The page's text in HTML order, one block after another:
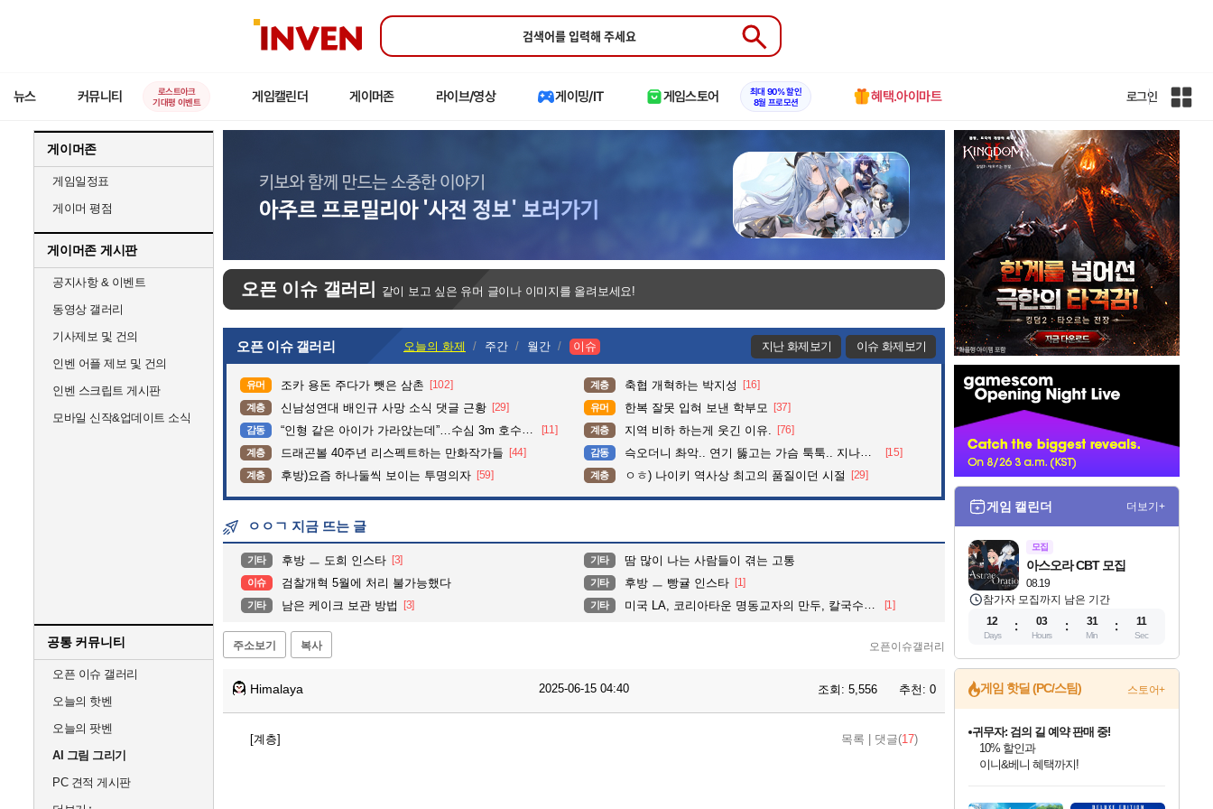
인
Submit
뉴스 커뮤니티
로스트아크
기대평 이벤트
게임캘린더 게이머존 라이브/영상 게이밍/IT 게임스토어
최대 90% 할인
8월 프로모션
혜택.아이마트 로그인
인
게이머존
게임일정표
게이머 평점
게이머존 게시판
공지사항 & 이벤트
동영상 갤러리
기사제보 및 건의
인벤 어플 제보 및 건의
인벤 스크립트 게시판
모바일 신작&업데이트 소식
공통 커뮤니티
오픈 이슈 갤러리
오늘의 핫벤
오늘의 팟벤
AI 그림 그리기
PC 견적 게시판
오픈 이슈 갤러리 같이 보고 싶은 유머 글이나 이미지를 올려보세요!
오픈 이슈 갤러리 오늘의 화제 주간 월간 이슈 지난 화제보기 이슈 화제보기
유머 조카 용돈 주다가 뺏은 삼촌 [102] 계층 축협 개혁하는 박지성 [16]
계층 신남성연대 배인규 사망 소식 댓글 근황 [29] 유머 한복 잘못 입혀 보낸 학부모 [37]
감동 “인형 같은 아이가 가라앉는데”…수심 3m 호수 뛰어든 60대 의인 [11] 계층 지역 비하 하는게 웃긴 이유. [76]
계층 드래곤볼 40주년 리스펙트하는 만화작가들 [44] 감동 슥오더니 촤악.. 연기 뚫고는 가슴 툭툭.. 지나가던 아재의 정체 [15]
계층 후방)요즘 하나둘씩 보이는 투명의자 [59] 계층 ㅇㅎ) 나이키 역사상 최고의 품질이던 시절 [29]
ㅇㅇㄱ 지금 뜨는 글
기타 후방 ㅡ 도희 인스타 [3] 기타 땀 많이 나는 사람들이 겪는 고통
이슈 검찰개혁 5월에 처리 불가능했다 기타 후방 ㅡ 빵귤 인스타 [1]
기타 남은 케이크 보관 방법 [3] 기타 미국 LA, 코리아타운 명동교자의 만두, 칼국수, 콩국수 [1]
주소보기 복사 오픈이슈갤러리
Himalaya 2025-06-15 04:40 조회: 5,556 추천: 0
[계층] 목록 댓글(17)
벤
게임 캘린더 더보기+
모집
08.19
아스오라 CBT 모집
참가자 모집까지 남은 기간
12
Days
03
Hours
31
Min
09
Sec
게임 핫딜 (PC/스팀) 스토어+
귀무자: 검의 길 예약 판매 중!
10% 할인과
이니&베니 혜택까지!